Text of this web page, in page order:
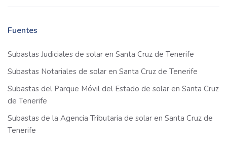
Fuentes
Subastas Judiciales de solar en Santa Cruz de Tenerife
Subastas Notariales de solar en Santa Cruz de Tenerife
Subastas del Parque Móvil del Estado de solar en Santa Cruz
de Tenerife
Subastas de la Agencia Tributaria de solar en Santa Cruz de
Tenerife